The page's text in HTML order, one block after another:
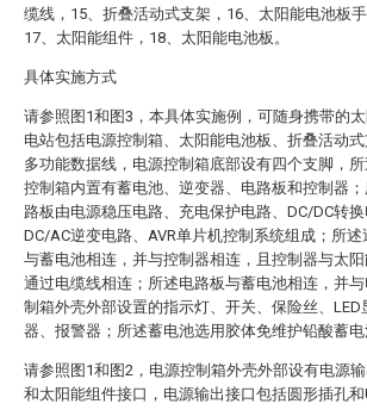
缆线，15、折叠活动式支架，16、太阳能电池板手
17、太阳能组件，18、太阳能电池板。
具体实施方式
请参照图1和图3，本具体实施例，可随身携带的
电站包括电源控制箱、太阳能电池板、折叠活动
多功能数据线，电源控制箱底部设有四个支脚，
控制箱内置有蓄电池、逆变器、电路板和控制器
路板由电源稳压电路、充电保护电路、DC/DC转换
DC/AC逆变电路、AVR单片机控制系统组成；所述
与蓄电池相连，并与控制器相连，且控制器与太
通过电缆线相连；所述电路板与蓄电池相连，并
制箱外壳外部设置的指示灯、开关、保险丝、LED
器、报警器；所述蓄电池选用胶体免维护铅酸蓄电
请参照图1和图2，电源控制箱外壳外部设有电源
和太阳能组件接口，电源输出接口包括圆形插孔和